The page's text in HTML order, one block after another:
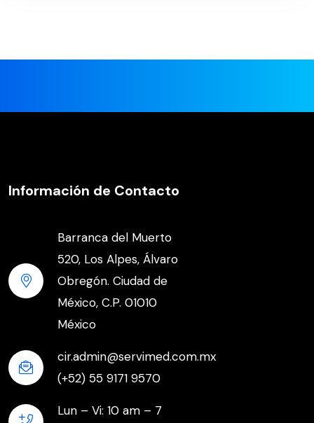
Información de Contacto
Barranca del Muerto
520, Los Alpes, Álvaro
Obregón. Ciudad de
México, C.P. 01010
México
cir.admin@servimed.com.mx
(+52) 55 9171 9570
Lun – Vi: 10 am – 7